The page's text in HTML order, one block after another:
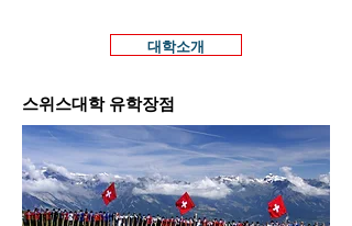
대학소개
​스위스대학 유학장점